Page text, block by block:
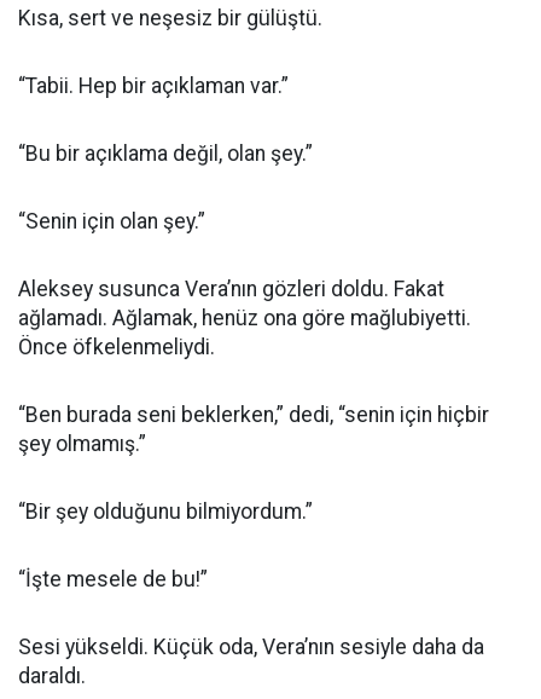
Kısa, sert ve neşesiz bir gülüştü.
“Tabii. Hep bir açıklaman var.”
“Bu bir açıklama değil, olan şey.”
“Senin için olan şey.”
Aleksey susunca Vera’nın gözleri doldu. Fakat
ağlamadı. Ağlamak, henüz ona göre mağlubiyetti.
Önce öfkelenmeliydi.
“Ben burada seni beklerken,” dedi, “senin için hiçbir
şey olmamış.”
“Bir şey olduğunu bilmiyordum.”
“İşte mesele de bu!”
Sesi yükseldi. Küçük oda, Vera’nın sesiyle daha da
daraldı.